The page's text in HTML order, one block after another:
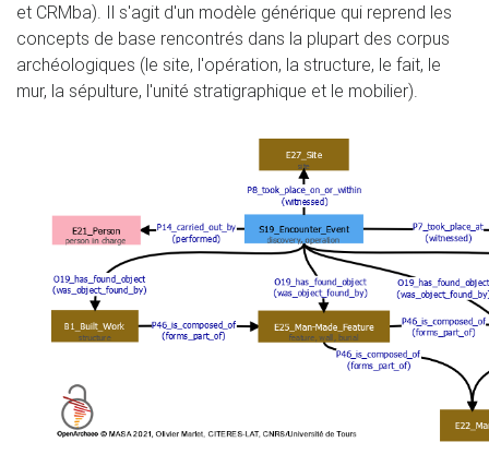
et CRMba). Il s'agit d'un modèle générique qui reprend les
concepts de base rencontrés dans la plupart des corpus
archéologiques (le site, l'opération, la structure, le fait, le
mur, la sépulture, l'unité stratigraphique et le mobilier).